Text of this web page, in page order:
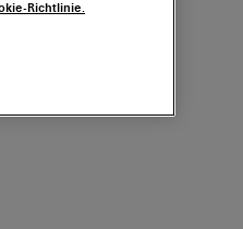
Richtlinie.